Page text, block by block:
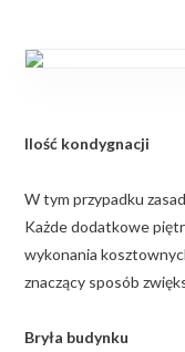
Ilość kondygnacji
W tym przypadku
Każde dodatkowe
wykonania
znaczący sposób
Bryła budynku